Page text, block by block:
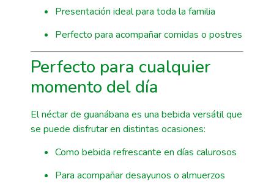
Presentación ideal para toda la familia
Perfecto para acompañar comidas o postres
Perfecto para cualquier
momento del día
El néctar de guanábana es una bebida versátil que
se puede disfrutar en distintas ocasiones:
Como bebida refrescante en días calurosos
Para acompañar desayunos o almuerzos